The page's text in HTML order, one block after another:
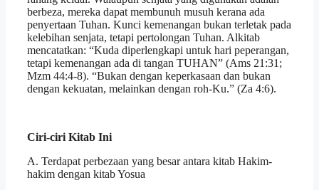
berbeza, mereka dapat membunuh musuh kerana ada
penyertaan Tuhan. Kunci kemenangan bukan terletak pada
kelebihan senjata, tetapi pertolongan Tuhan. Alkitab
mencatatkan: “Kuda diperlengkapi untuk hari peperangan,
tetapi kemenangan ada di tangan TUHAN” (Ams 21:31;
Mzm 44:4-8). “Bukan dengan keperkasaan dan bukan
dengan kekuatan, melainkan dengan roh-Ku.” (Za 4:6).
Ciri-ciri Kitab Ini
A. Terdapat perbezaan yang besar antara kitab Hakim-
hakim dengan kitab Yosua